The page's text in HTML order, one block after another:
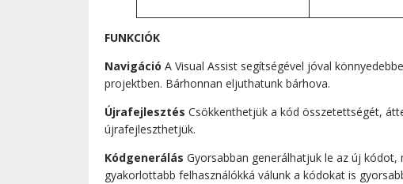
FUNKCIÓK
Navigáció A Visual Assist segítségével jóval
projektben. Bárhonnan eljuthatunk bárhova.
Újrafejlesztés Csökkenthetjük a kód összetettségét,
újrafejleszthetjük.
Kódgenerálás Gyorsabban generálhatjuk le az új
gyakorlottabb felhasználókká válunk a kódokat is